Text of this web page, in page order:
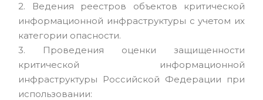
2. Ведения реестров объектов критической
информационной инфраструктуры с учетом их
категории опасности.
3. Проведения оценки защищенности
критической информационной
инфраструктуры Российской Федерации при
использовании: